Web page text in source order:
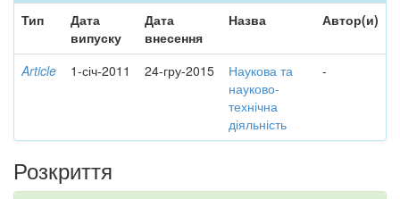
Тип
Дата
випуску
Дата
внесення
Назва Автор(и)
Article 1-січ-2011 24-гру-2015
Наукова та
науково-
технічна
діяльність
-
Розкриття